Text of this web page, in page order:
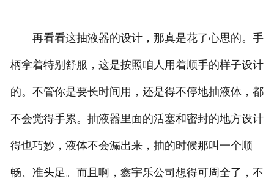
再看看这抽液器的设计，那真是花了心思的。手
柄拿着特别舒服，这是按照咱人用着顺手的样子设计
的。不管你是要长时间用，还是得不停地抽液体，都
不会觉得手累。抽液器里面的活塞和密封的地方设计
得也巧妙，液体不会漏出来，抽的时候那叫一个顺
畅、准头足。而且啊，鑫宇乐公司想得可周全了，不